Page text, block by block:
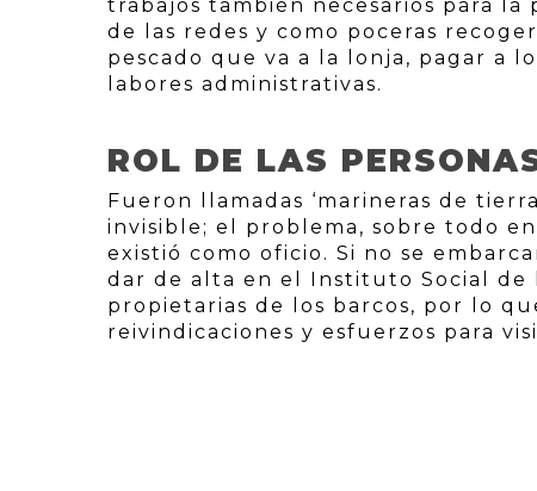
trabajos también necesarios para la
de las redes y como poceras
pescado que va a la lonja, pagar a
labores administrativas.
ROL DE LAS
Fueron llamadas ‘marineras de
invisible; el problema, sobre todo
existió como oficio. Si no se
dar de alta en el Instituto Social de
propietarias de los barcos, por lo
reivindicaciones y esfuerzos para